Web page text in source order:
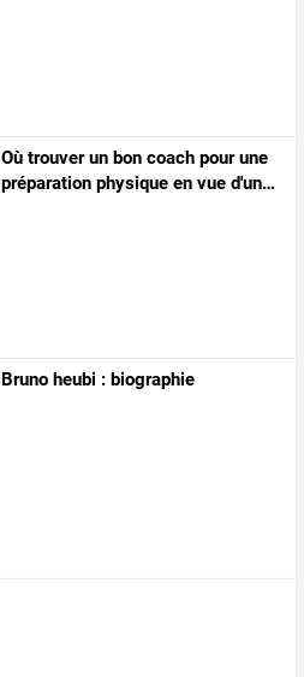
Où trouverun bon coach pourune
préparation physique en vue d'un…
Bruno heubi : biographie